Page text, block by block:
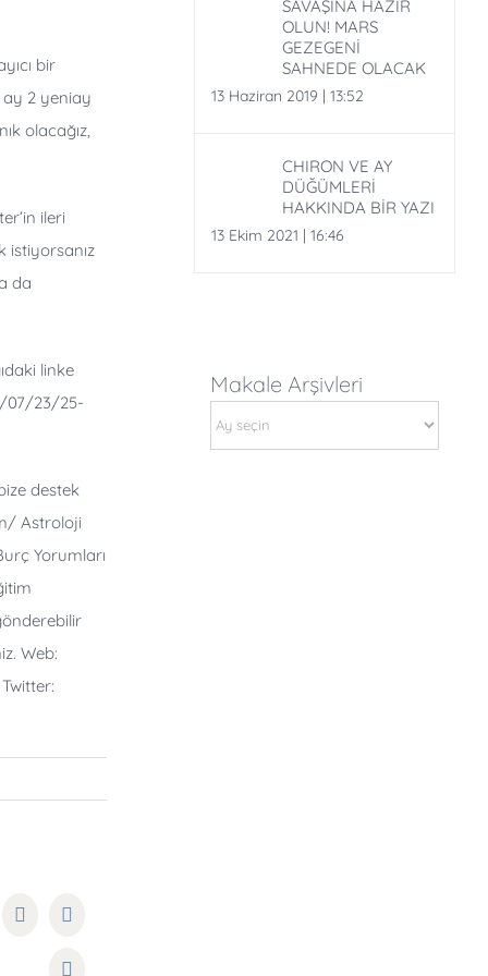
bir
2 yeniay
olacağız,
ileri
istiyorsanız
da
linke
07/23/25-
destek
Astroloji
Yorumları
Web:
WhatsAppPinterest
SAVAŞINA HAZIR
OLUN! MARS
GEZEGENİ
SAHNEDE OLACAK
13 Haziran 2019 | 13:52
CHIRON VE AY
DÜĞÜMLERİ
HAKKINDA BİR YAZI
13 Ekim 2021 | 16:46
Makale Arşivleri
Arşivleri